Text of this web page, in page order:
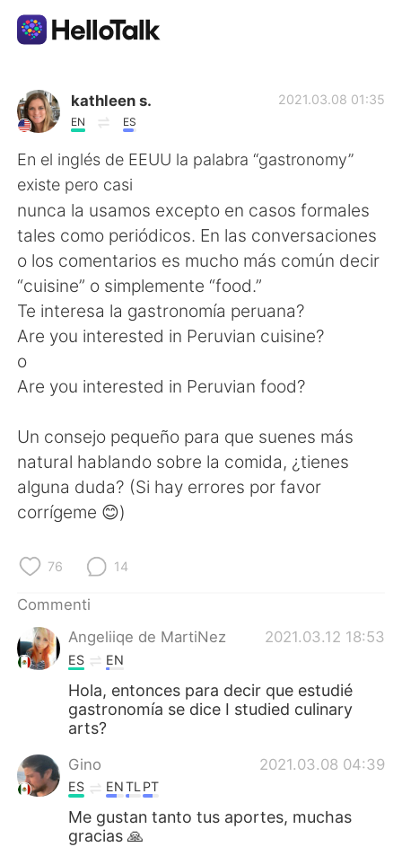
App di scambio linguistico
AI Grammar Checker
Italiano
English 简体中文
繁體中文 Español
한국어 Русский
ไทย Indonesia
kathleen s.
EN ES
2021.03.08 01:35
En el inglés de EEUU la palabra “gastronomy”
existe pero casi
nunca la usamos excepto en casos formales
tales como periódicos. En las conversaciones
o los comentarios es mucho más común decir
“cuisine” o simplemente “food.”
Te interesa la gastronomía peruana?
Are you interested in Peruvian cuisine?
o
Are you interested in Peruvian food?
Un consejo pequeño para que suenes más
natural hablando sobre la comida, ¿tienes
alguna duda? (Si hay errores por favor
corrígeme 😊)
76 14
Commenti
Angeliiqe de MartiNez
2021.03.12 18:53
ES EN
Hola, entonces para decir que estudié
gastronomía se dice I studied culinary
arts?
Gino 2021.03.08 04:39
ES ENTLPT
Me gustan tanto tus aportes, muchas
gracias 🙏